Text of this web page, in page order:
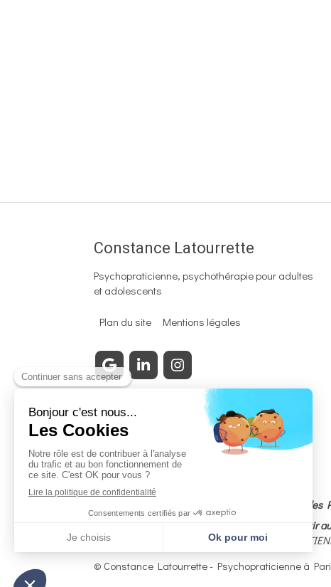
Constance Latourrette
Psychopraticienne, psychothérapie pour adultes
et adolescents
Plan du site Mentions légales
Membre adhérent certifié du Syndicat National
En cas de litige, vous avez la possibilité de recourir
3, RUE J. CONSTANT MILLERET 42000 SAINT-
© Constance Latourrette - Psychopraticienne à